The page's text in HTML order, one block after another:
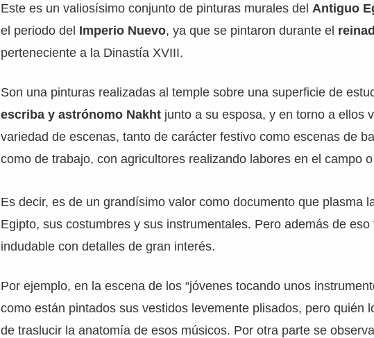
Este es un valiosísimo conjunto de pinturas murales del Antiguo
el periodo del Imperio Nuevo, ya que se pintaron durante el
perteneciente a la Dinastía XVIII.
Son una pinturas realizadas al temple sobre una superficie de
escriba y astrónomo Nakht junto a su esposa, y en torno a ellos
variedad de escenas, tanto de carácter festivo como escenas de
como de trabajo, con agricultores realizando labores en el campo
Es decir, es de un grandísimo valor como documento que plasma
Egipto, sus costumbres y sus instrumentales. Pero además de
indudable con detalles de gran interés.
Por ejemplo, en la escena de los “jóvenes tocando unos
como están pintados sus vestidos levemente plisados, pero quién
de traslucir la anatomía de esos músicos. Por otra parte se